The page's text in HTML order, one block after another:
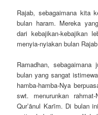
Rajab, sebagaimana kita
bulan haram. Mereka
dari kebajikan-kebajikan
menyia-nyiakan bulan
Ramadhan,
bulan yang sangat
hamba-hamba-Nya
swt. menurunkan
Qur’ānul Karīm. Di bulan